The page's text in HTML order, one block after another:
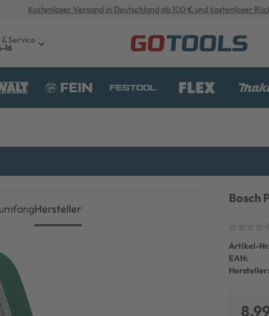
Kostenloser Versand in Deutschland ab 100 € und kostenloser
Service
16
Hersteller
Bosch
Artikel-
EAN:
Hersteller: